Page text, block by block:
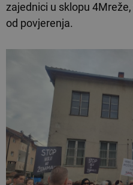
zajednici u sklopu
od povjerenja.